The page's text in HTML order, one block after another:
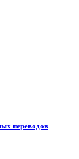
переводов